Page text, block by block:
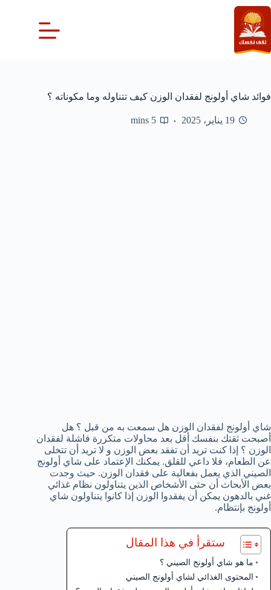
التجاوز
إلى
المحتوى
فوائد شاي أولونج لفقدان الوزن كيف تتناوله وما مكوناته ؟
19 يناير، 2025 5 mins
شاي أولونج لفقدان الوزن هل سمعت به من قبل ؟ هل
أصبحت ثقتك بنفسك أقل بعد محاولات متكررة فاشلة لفقدان
الوزن ؟ إذا كنت تريد أن تفقد بعض الوزن و لا تريد أن تتخلى
عن الطعام، فلا داعي للقلق. يمكنك الإعتماد على شاي أولونج
الصيني الذي يعمل بفعالية على فقدان الوزن. حيث وجدت
بعض الأبحاث أن حتى الأشخاص الذين يتناولون نظام غذائي
غني بالدهون يمكن أن يفقدوا الوزن إذا كانوا يتناولون شاي
أولونج بإنتظام.
ستقرأ في هذا المقال
ما هو شاي أولونج الصيني ؟
المحتوى الغذائي لشاي أولونج الصيني